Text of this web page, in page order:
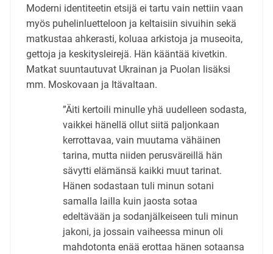
Moderni identiteetin etsijä ei tartu vain nettiin vaan
myös puhelinluetteloon ja keltaisiin sivuihin sekä
matkustaa ahkerasti, koluaa arkistoja ja museoita,
gettoja ja keskitysleirejä. Hän kääntää kivetkin.
Matkat suuntautuvat Ukrainan ja Puolan lisäksi
mm. Moskovaan ja Itävaltaan.
”Äiti kertoili minulle yhä uudelleen sodasta,
vaikkei hänellä ollut siitä paljonkaan
kerrottavaa, vain muutama vähäinen
tarina, mutta niiden perusväreillä hän
sävytti elämänsä kaikki muut tarinat.
Hänen sodastaan tuli minun sotani
samalla lailla kuin jaosta sotaa
edeltävään ja sodanjälkeiseen tuli minun
jakoni, ja jossain vaiheessa minun oli
mahdotonta enää erottaa hänen sotaansa